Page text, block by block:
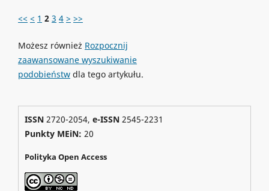
<< < 1 2 3 4 > >>
Możesz również Rozpocznij
zaawansowane wyszukiwanie
podobieństwdla tego artykułu.
ISSN2720-2054, e-ISSN2545-2231
Punkty MEiN: 20
Polityka Open Access